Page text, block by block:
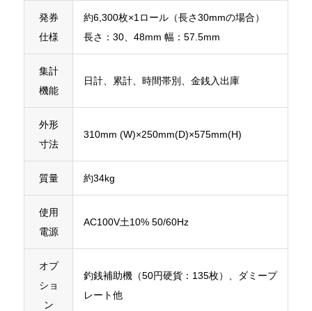
発券
仕様
約6,300枚×1ロール（長さ30mmの場合）
長さ：30、48mm 幅：57.5mm
集計
機能
日計、累計、時間帯別、金銭入出庫
外形
寸法
310mm (W)×250mm(D)×575mm(H)
質量 約34kg
使用
電源
AC100V土10% 50/60Hz
オプ
ショ
ン
釣銭補助機（50円硬貨：135枚）、ダミープ
レート他